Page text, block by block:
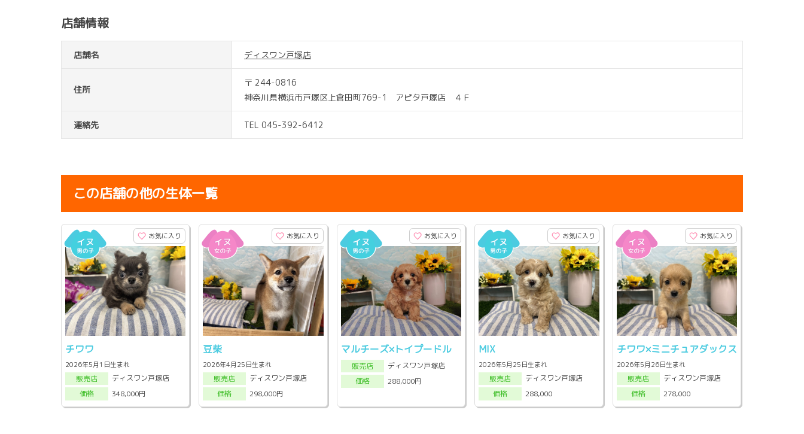
店舗情報
店舗名 ディスワン戸塚店
住所
〒 244-0816
神奈川県横浜市戸塚区上倉田町769-1 アピタ戸塚店 ４Ｆ
連絡先 TEL 045-392-6412
この店舗の他の生体一覧
お気に入り
チワワ
2026年5月1日生まれ
販売店
ディスワン戸塚店
価格
348,000円
お気に入り
豆柴
2026年4月25日生まれ
販売店
ディスワン戸塚店
価格
298,000円
お気に入り
マルチーズ×トイプードル
販売店
ディスワン戸塚店
価格
288,000円
お気に入り
MIX
2026年5月25日生まれ
販売店
ディスワン戸塚店
価格
288,000
お気に入り
チワワ×ミニチュアダックス
2026年5月26日生まれ
販売店
ディスワン戸塚店
価格
278,000